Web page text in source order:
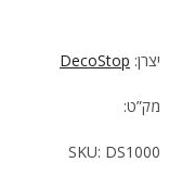
יצרן: DecoStop
מק”ט:
SKU: DS1000